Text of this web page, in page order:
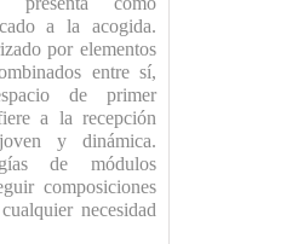
a la acogida.
por elementos
entre sí,
de primer
a la recepción
y dinámica.
de módulos
composiciones
necesidad